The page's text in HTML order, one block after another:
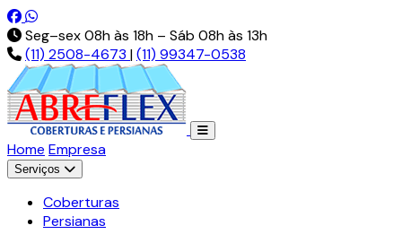
Pt-br.facebook.com
Api.whatsapp.com
Seg–sex 08h às 18h – Sáb 08h às 13h
(11) 2508-4673 |(11) 99347-0538
Home Empresa
Serviços
Coberturas
Persianas